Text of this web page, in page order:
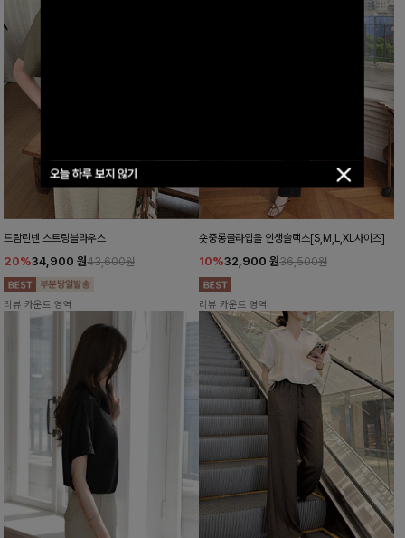
오늘 하루 보지 않기
드람린넨 스트링블라우스
20%34,900 원43,600원
리뷰 카운트 영역
숏중롱골라입을 인생슬랙스[S,M,L,XL사이즈]
10%32,900 원36,500원
리뷰 카운트 영역